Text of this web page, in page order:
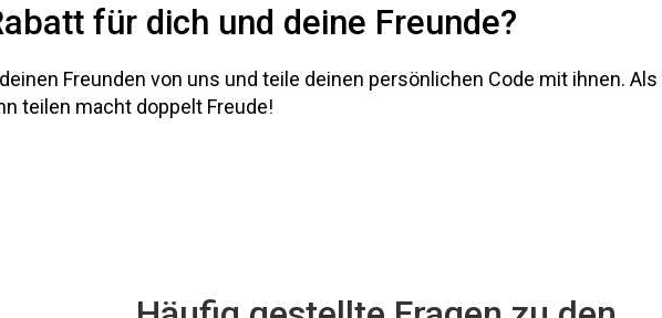
für dich und deine Freunde?
Freunden von uns und teile deinen persönlichen Code mit ihnen.
teilen macht doppelt Freude!